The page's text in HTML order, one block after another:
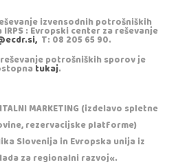
izvensodnih potrošniških
: Evropski center za reševanje
T: 08 205 65 90.
potrošniških sporov je
tukaj.
MARKETING (izdelavo spletne
rezervacijske platforme)
Slovenija in Evropska unija iz
za regionalni razvoj«.